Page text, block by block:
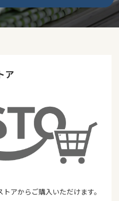
ア
アからご購入いただけます。